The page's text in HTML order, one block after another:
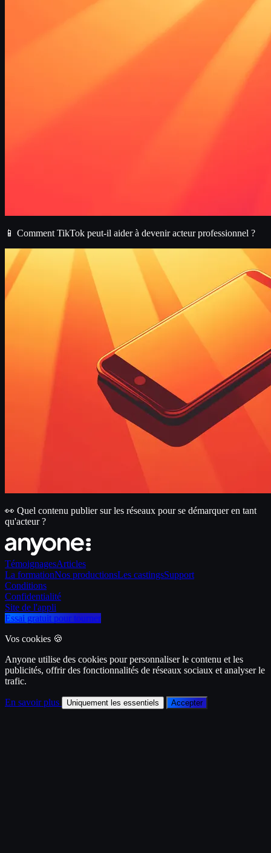
📱 Comment TikTok peut-il aider à devenir acteur professionnel ?
👀 Quel contenu publier sur les réseaux pour se démarquer en tant
qu'acteur ?
TémoignagesArticles
La formationNos productionsLes castingsSupport
Conditions
Confidentialité
Site de l'appli
Essai gratuit pour tourner
Vos cookies 🍪
Anyone utilise des cookies pour personnaliser le contenu et les
publicités, offrir des fonctionnalités de réseaux sociaux et analyser le
trafic.
En savoir plus Uniquement les essentiels Accepter